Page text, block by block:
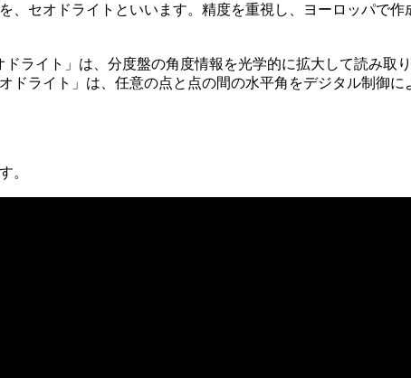
、セオドライトといいます。精度を重視し、ヨーロッパで
ライト」は、分度盤の角度情報を光学的に拡大して読み取
ドライト」は、任意の点と点の間の水平角をデジタル制御
。